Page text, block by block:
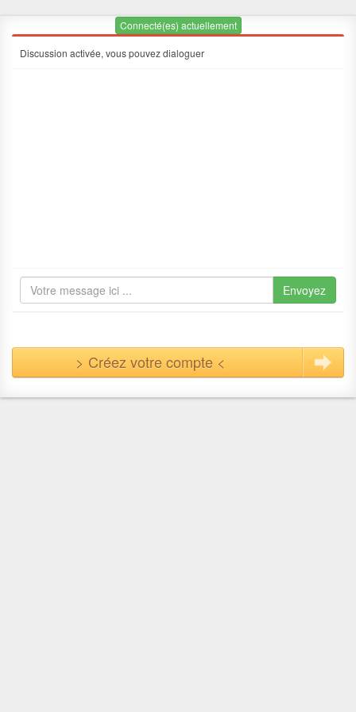
Connecté(es) actuellement
Discussion activée, vous pouvez dialoguer
Envoyez
> Créez votre compte <